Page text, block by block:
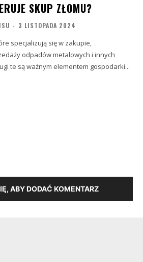
SKUP ZŁOMU?
- 3 LISTOPADA 2024
specjalizują się w zakupie,
odpadów metalowych i innych
te są ważnym elementem gospodarki...
ABY DODAĆ KOMENTARZ